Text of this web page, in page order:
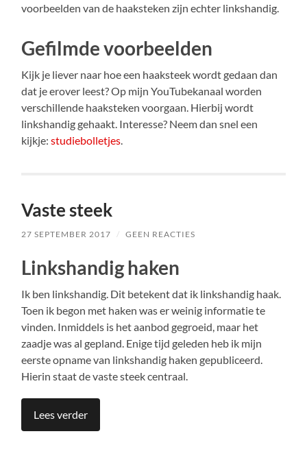
voorbeelden van de haaksteken zijn echter linkshandig.
Gefilmde voorbeelden
Kijk je liever naar hoe een haaksteek wordt gedaan dan
dat je erover leest? Op mijn YouTubekanaal worden
verschillende haaksteken voorgaan. Hierbij wordt
linkshandig gehaakt. Interesse? Neem dan snel een
kijkje:studiebolletjes.
Vaste steek
27 SEPTEMBER 2017 / GEEN REACTIES
Linkshandig haken
Ik ben linkshandig. Dit betekent dat ik linkshandig haak.
Toen ik begon met haken was er weinig informatie te
vinden. Inmiddels is het aanbod gegroeid, maar het
zaadje was al gepland. Enige tijd geleden heb ik mijn
eerste opname van linkshandig haken gepubliceerd.
Hierin staat de vaste steek centraal.
Lees verder